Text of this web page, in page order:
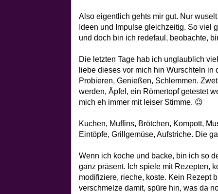
Also eigentlich gehts mir gut. Nur
Ideen und Impulse gleichzeitig. So viel
und doch bin ich redefaul, beobachte,
Die letzten Tage hab ich unglaublich
liebe dieses vor mich hin Wurschteln in
Probieren, Genießen, Schlemmen.
werden, Äpfel, ein Römertopf getestet
mich eh immer mit leiser Stimme. 😉
Kuchen, Muffins, Brötchen, Kompott,
Eintöpfe, Grillgemüse, Aufstriche. Die
Wenn ich koche und backe, bin ich so
ganz präsent. Ich spiele mit Rezepten,
modifiziere, rieche, koste. Kein Rezept
verschmelze damit, spüre hin, was da